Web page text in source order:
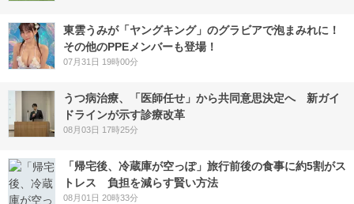
東雲うみが「ヤングキング」のグラビアで泡まみれに！
その他のPPEメンバーも登場！
07月31日 19時00分
うつ病治療、「医師任せ」から共同意思決定へ 新ガイ
ドラインが示す診療改革
08月03日 17時25分
「帰宅後、冷蔵庫が空っぽ」旅行前後の食事に約5割がス
トレス 負担を減らす賢い方法
08月01日 20時33分